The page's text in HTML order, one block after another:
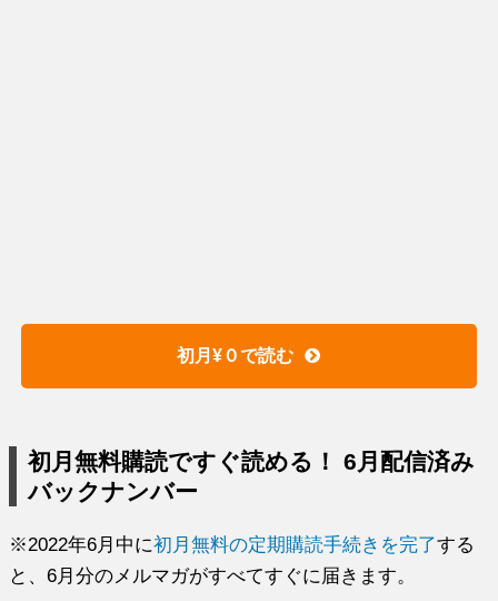
初月¥０で読む
初月無料購読ですぐ読める！ 6月配信済み
バックナンバー
※2022年6月中に初月無料の定期購読手続きを完了する
と、6月分のメルマガがすべてすぐに届きます。